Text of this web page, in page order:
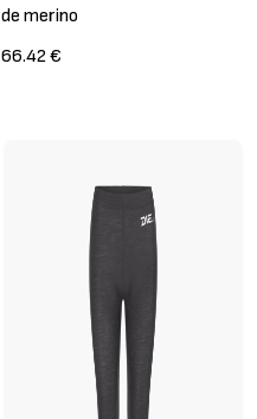
de merino
66.42 €